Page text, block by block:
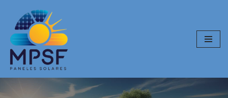
Saltar
al
contenido